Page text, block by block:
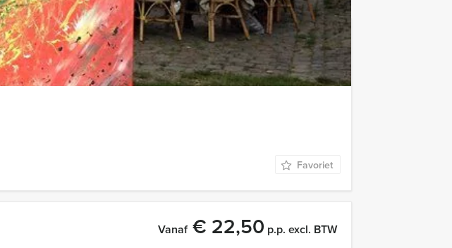
Vanaf€ 56,50p.p. excl. BTW
jullie groeps-, bedrijfs- of vrijgezellenuitje een hele andere draai
Favoriet
Vanaf€ 22,50 p.p. excl. BTW